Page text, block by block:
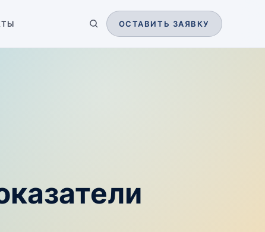
ОСТАВИТЬ ЗАЯВКУ